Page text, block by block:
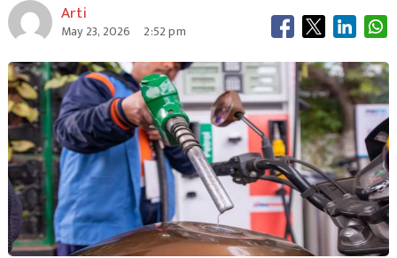
Arti
May 23, 2026 2:52 pm